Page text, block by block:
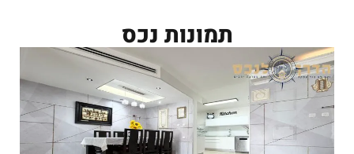
תמונות נכס